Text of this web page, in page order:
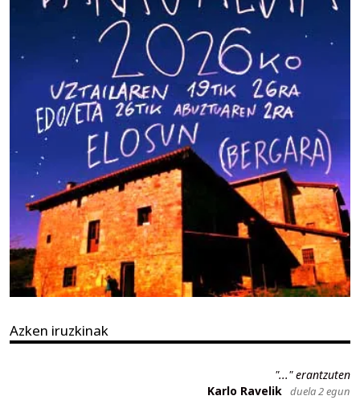
Azken iruzkinak
"..." erantzuten
Karlo Ravelik duela 2 egun